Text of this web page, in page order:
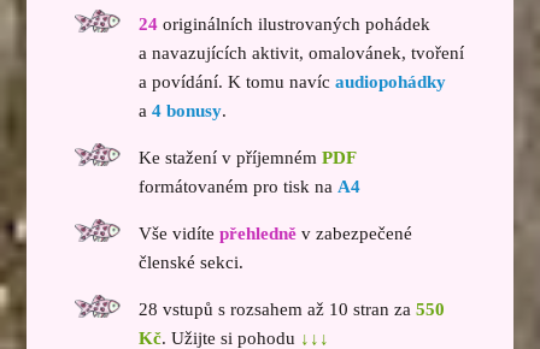
24 originálních ilustrovaných pohádek
a navazujících aktivit, omalovánek, tvoření
a povídání. K tomu navícaudiopohádky
a4 bonusy.
Ke stažení v příjemnémPDF
formátovaném pro tisk na A4
Vše vidítepřehledně v zabezpečené
členské sekci.
28 vstupů s rozsahem až 10 stran za550
Kč. Užijte si pohodu ↓↓↓